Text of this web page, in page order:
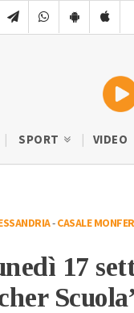
SPORT VIDEO
-CASALE
17